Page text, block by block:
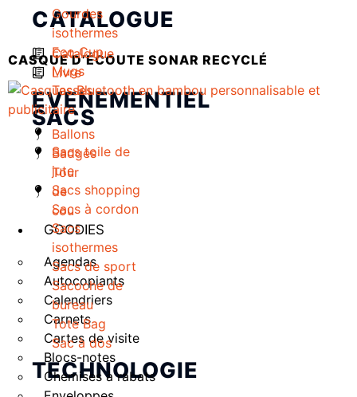
Gourdes
isothermes
Eco Cup
Mugs
Tasses
SACS
Sacs toile de
jute
Sacs shopping
Sacs à cordon
Sacs
isothermes
Sacs de sport
Sacoche de
bureau
Tote Bag
Sac à dos
TECHNOLOGIE
CATALOGUE
Catalogue
Livre
EVENEMENTIEL
Ballons
Badges
Tour
de
cou
GOODIES
Agendas
Autocopiants
Calendriers
Carnets
Cartes de visite
Blocs-notes
Chemises à rabats
CASQUE D’ÉCOUTE SONAR RECYCLÉ